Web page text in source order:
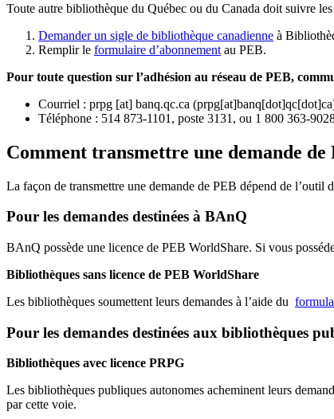
Toute autre bibliothèque du Québec ou du Canada doit suivre les
Demander un sigle de bibliothèque canadienne à
Remplir le formulaire d’abonnement au PEB.
Pour toute question sur l’adhésion au réseau de PEB,
Courriel : prpg [at] banq.qc.ca (prpg[at]banq[dot]qc[dot]ca
Téléphone : 514 873-1101, poste 3131, ou 1 800 363-
Comment transmettre une demande de
La façon de transmettre une demande de PEB dépend de l’outil
Pour les demandes destinées à BAnQ
BAnQ possède une licence de PEB WorldShare. Si vous
Bibliothèques sans licence de PEB WorldShare
Les bibliothèques soumettent leurs demandes à l’aide du
Pour les demandes destinées aux bibliothèques
Bibliothèques avec licence PRPG
Les bibliothèques publiques autonomes acheminent leurs
par cette voie.